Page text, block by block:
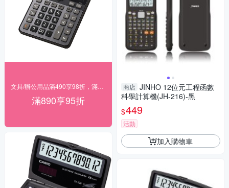
滿890享95折
商店 JINHO 12位元工程函數
科學計算機(JH-216)-黑
$449
活動
加入購物車